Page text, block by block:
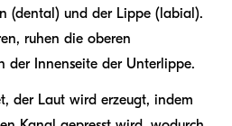
(dental) und der Lippe (labial).
ruhen die oberen
der Innenseite der Unterlippe.
der Laut wird erzeugt, indem